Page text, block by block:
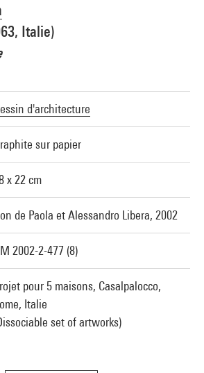
Italie)
d'architecture
sur papier
x 22 cm
de Paola et Alessandro Libera, 2002
2002-2-477 (8)
pour 5 maisons, Casalpalocco,
Italie
set of artworks)
MNAM-CCI/Georges Meguerditchian/Dist.